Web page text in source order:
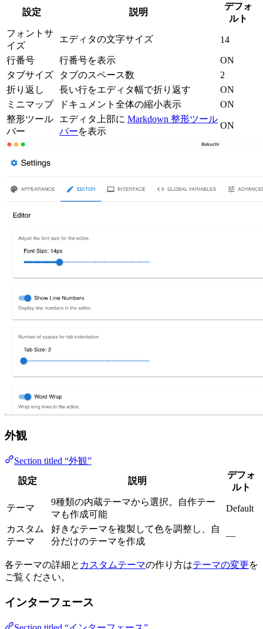
設定
説明
デフォ
ルト
フォントサ
イズ
エディタの文字サイズ 14
行番号 行番号を表示
ON
タブサイズ
タブのスペース数
2
折り返し
長い行をエディタ幅で折り返す
ON
ミニマップ
ドキュメント全体の縮小表示
ON
整形ツール
バー
エディタ上部に Markdown 整形ツール
バーを表示
ON
外観
Section titled “外観”
設定
説明
デフォ
ルト
テーマ
9種類の内蔵テーマから選択。自作テー
マも作成可能
Default
カスタム
テーマ
好きなテーマを複製して色を調整し、自
分だけのテーマを作成
—
各テーマの詳細と カスタムテーマの作り方はテーマの変更を
ご覧ください。
インターフェース